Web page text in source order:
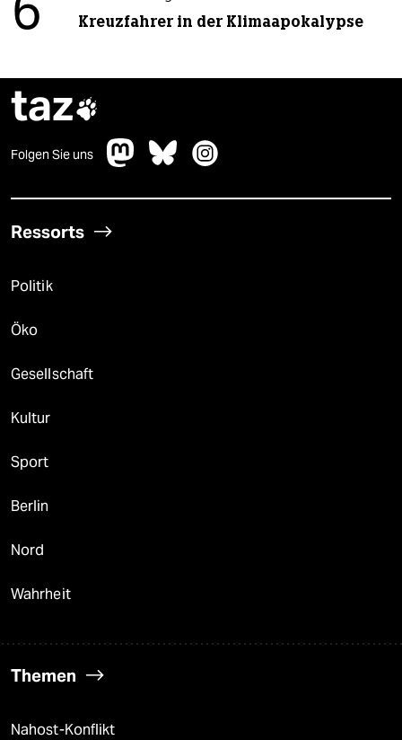
6 Kreuzfahrer in der Klimaapokalypse
taz
Folgen Sie uns
Ressorts
Politik
Öko
Gesellschaft
Kultur
Sport
Berlin
Nord
Wahrheit
Themen
Nahost-Konflikt